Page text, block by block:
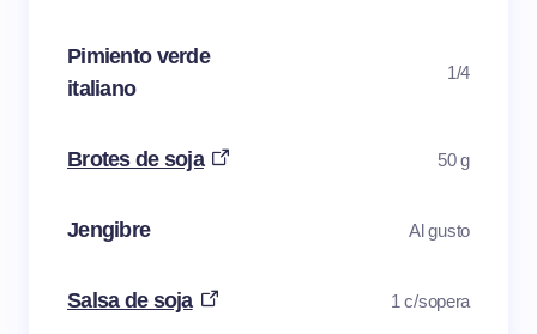
Pimiento verde
italiano
1/4
Brotes de soja 50 g
Jengibre Al gusto
Salsa de soja 1 c/sopera